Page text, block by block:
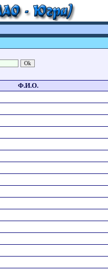
Ф.И.О.